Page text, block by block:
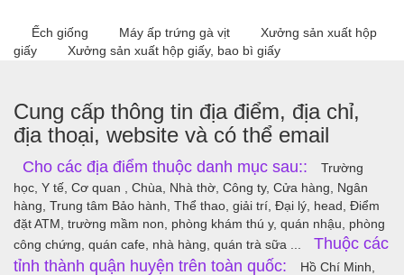
Ếch giống Máy ấp trứng gà vịt
Xưởng sản xuất hộp
giấy
Xưởng sản xuất hộp giấy, bao bì giấy
Cung cấp thông tin địa điểm, địa chỉ,
địa thoại, website và có thể email
Cho các địa điểm thuộc danh mục sau::
Trường
học, Y tế, Cơ quan , Chùa, Nhà thờ, Công ty, Cửa hàng, Ngân
hàng, Trung tâm Bảo hành, Thể thao, giải trí, Đại lý, head, Điểm
đặt ATM, trường mầm non, phòng khám thú y, quán nhậu, phòng
công chứng, quán cafe, nhà hàng, quán trà sữa ...
Thuộc các
tỉnh thành quận huyện trên toàn quốc:
Hồ Chí Minh,